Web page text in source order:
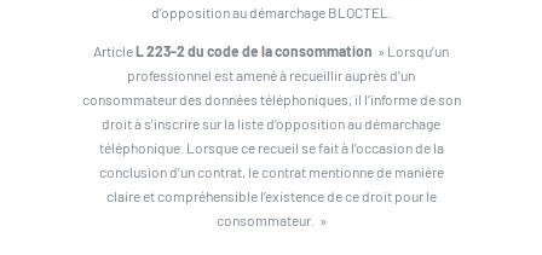
d’opposition au démarchage BLOCTEL.
ArticleL 223-2 du code de la consommation » Lorsqu’un
professionnel est amené à recueillir auprès d’un
consommateur des données téléphoniques, il l’informe de son
droit à s’inscrire sur la liste d’opposition au démarchage
téléphonique. Lorsque ce recueil se fait à l’occasion de la
conclusion d’un contrat, le contrat mentionne de manière
claire et compréhensible l’existence de ce droit pour le
consommateur. »